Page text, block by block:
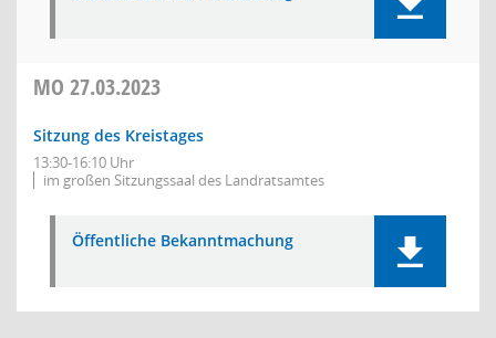
MO 27.03.2023
Sitzung des Kreistages
13:30-16:10 Uhr
im großen Sitzungssaal des Landratsamtes
Öffentliche Bekanntmachung